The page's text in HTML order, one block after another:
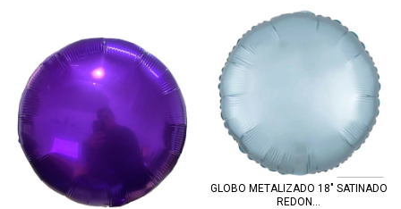
GLOBO METALIZADO 18" SATINADO
REDON...